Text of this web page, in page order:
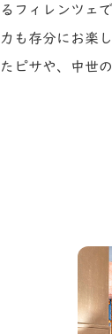
ィレンツェで
も存分にお楽
ピサや、中世